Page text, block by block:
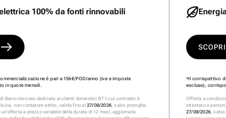
100% da fonti rinnovabili
è pari a 156€/POD/anno (iva e imposte
in quote mensili.
libero mercato dedicata ai clienti domestici BT il cui contratto è
con contatore attivo, valida fino al 27/08/2026, salvo proroghe.
a prezzo variabile della durata di 12 mesi, aggiornata
SCOPRI
*Il corrispettivo
escluse),
Offerta a
intestato a
27/08/2026, salvo